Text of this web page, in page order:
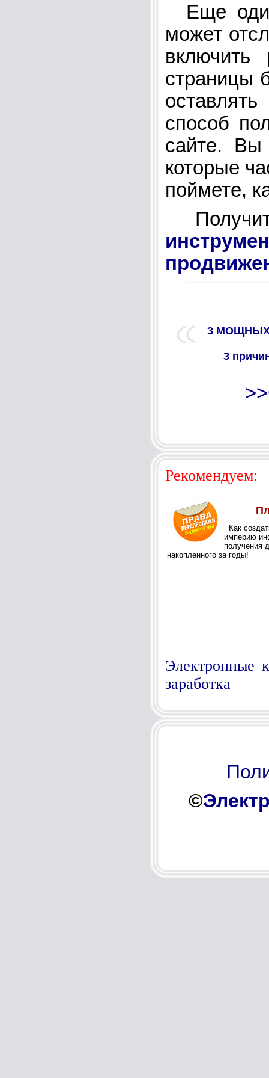
Еще
может
включить
страницы
способ
сайте. Вы
которые
поймете,
3 МОЩНЫХ
3
Рекомендуем:
Электронные
заработка
©